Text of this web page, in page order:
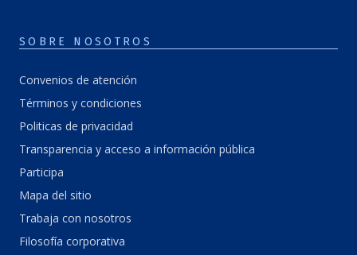
SOBRE NOSOTROS
Convenios de atención
Términos y condiciones
Politicas de privacidad
Transparencia y acceso a información pública
Participa
Mapa del sitio
Trabaja con nosotros
Filosofía corporativa